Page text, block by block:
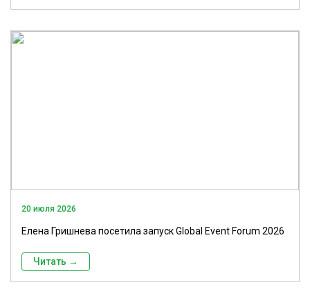
20 июля 2026
Елена Гришнева посетила запуск Global Event Forum 2026
Читать →